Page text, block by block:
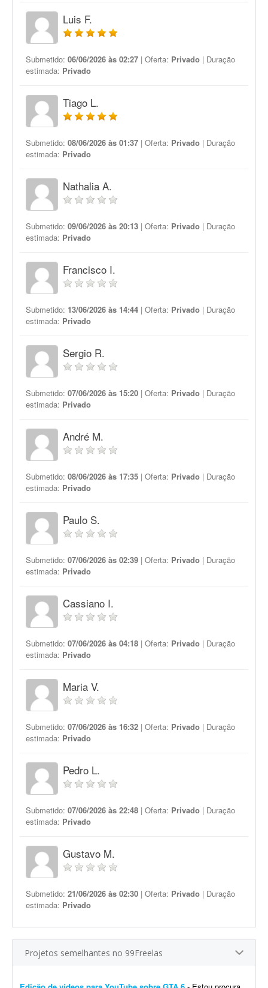
Luis F.
Submetido: 06/06/2026 às 02:27 | Oferta: Privado | Duração
estimada: Privado
Tiago L.
Submetido: 08/06/2026 às 01:37 | Oferta: Privado | Duração
estimada: Privado
Nathalia A.
Submetido: 09/06/2026 às 20:13 | Oferta: Privado | Duração
estimada: Privado
Francisco I.
Submetido: 13/06/2026 às 14:44 | Oferta: Privado | Duração
estimada: Privado
Sergio R.
Submetido: 07/06/2026 às 15:20 | Oferta: Privado | Duração
estimada: Privado
André M.
Submetido: 08/06/2026 às 17:35 | Oferta: Privado | Duração
estimada: Privado
Paulo S.
Submetido: 07/06/2026 às 02:39 | Oferta: Privado | Duração
estimada: Privado
Cassiano I.
Submetido: 07/06/2026 às 04:18 | Oferta: Privado | Duração
estimada: Privado
Maria V.
Submetido: 07/06/2026 às 16:32 | Oferta: Privado | Duração
estimada: Privado
Pedro L.
Submetido: 07/06/2026 às 22:48 | Oferta: Privado | Duração
estimada: Privado
Gustavo M.
Submetido: 21/06/2026 às 02:30 | Oferta: Privado | Duração
estimada: Privado
Projetos semelhantes no 99Freelas